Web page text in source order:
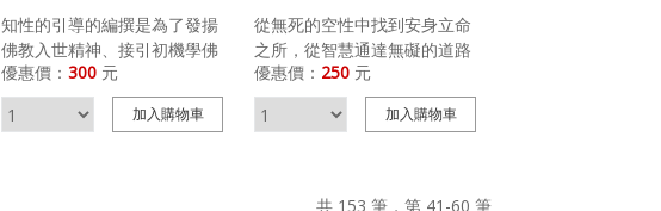
幾年對大家口述闡釋的《心
經》，從錄音檔五十多萬字，
整理濃縮成的精華版。 ★ 心
道法師用口語化的方式很直白
地的講述心經，不但逐句分段
帶領我們讀心經、說禪意，也
知性的引導的編撰是為了發揚
佛教入世精神、接引初機學佛
者，雖然坊間流佈許多佛教團
體精心製作之相類書籍，但因
時代演化、文字解讀與現實環
優惠價： 300 元
加入購物車
從無死的空性中找到安身立命
之所，從智慧通達無礙的道路
上學習般若，從人、事、法之
中學習慈悲，這就是法、報、
化三身的修持。
優惠價： 250 元
加入購物車
共 153 筆，第 41-60 筆